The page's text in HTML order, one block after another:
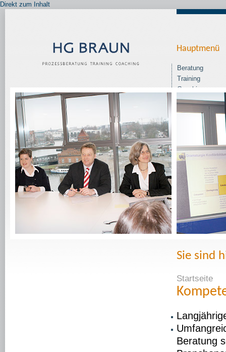
Direkt zum Inhalt
Hauptmenü
Beratung
Training
Coaching
Sie sind
Startseite
Beratung